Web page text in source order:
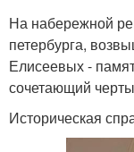
На набережной
петербурга,
Елисеевых -
сочетающий
Историческая